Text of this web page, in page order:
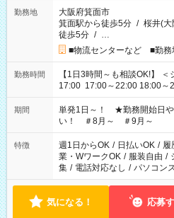
勤務地
大阪府箕面市
箕面駅から徒歩5分 / 桜井(大
徒歩5分 / …
■物流センターなど ■勤務
勤務時間
【1日3時間～も相談OK!】 ＜シフト例＞ 9:00～12:00 12:00～
17:00 17:00～22:00 18:00～21:00 など こち
お気軽にご相談ください！
期間
単発1日～！ ★勤務開始日や
い！ ＃8月～ ＃9月～
特徴 週1日からOK / 日払いOK / 履
業・WワークOK / 服装自由 /
集 / 電話対応なし / パソコン
気になる！ 応募